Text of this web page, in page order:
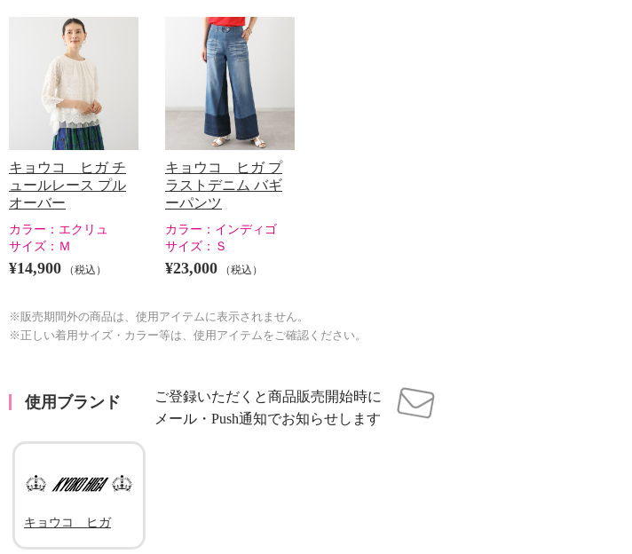
キョウコ ヒガ チ
ュールレース プル
オーバー
カラー： エクリュ
サイズ： Ｍ
¥14,900 （税込）
キョウコ ヒガ プ
ラストデニム バギ
ーパンツ
カラー： インディゴ
サイズ： Ｓ
¥23,000 （税込）
※販売期間外の商品は、使用アイテムに表示されません。
※正しい着用サイズ・カラー等は、使用アイテムをご確認ください。
使用ブランド
ご登録いただくと商品販売開始時に
メール・Push通知でお知らせします
キョウコ ヒガ